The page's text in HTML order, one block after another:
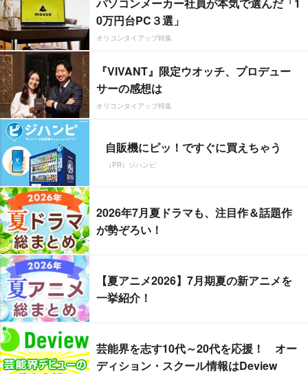
0万円台PC３選」
オリコンタイアップ特集
『VIVANT』限定ウオッチ、プロデュー
サーの感想は
オリコンタイアップ特集
自販機にピッ！ですぐに買えちゃう
（PR）ジハンピ
2026年7月夏ドラマも、注目作＆話題作
が勢ぞろい！
【夏アニメ2026】7月期夏の新アニメを
一挙紹介！
芸能界を志す10代～20代を応援！ オー
ディション・スクール情報はDeview